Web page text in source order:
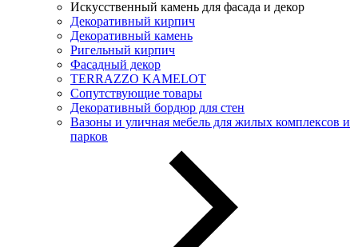
Искусственный камень для фасада и декор
Декоративный кирпич
Декоративный камень
Ригельный кирпич
Фасадный декор
TERRAZZO KAMELOT
Сопутствующие товары
Декоративный бордюр для стен
Вазоны и уличная мебель для жилых комплексов и
парков